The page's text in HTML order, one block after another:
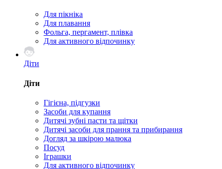
Для пікніка
Для плавання
Фольга, пергамент, плівка
Для активного відпочинку
Діти
Діти
Гігієна, підгузки
Засоби для купання
Дитячі зубні пасти та щітки
Дитячі засоби для прання та прибирання
Догляд за шкірою малюка
Посуд
Іграшки
Для активного відпочинку